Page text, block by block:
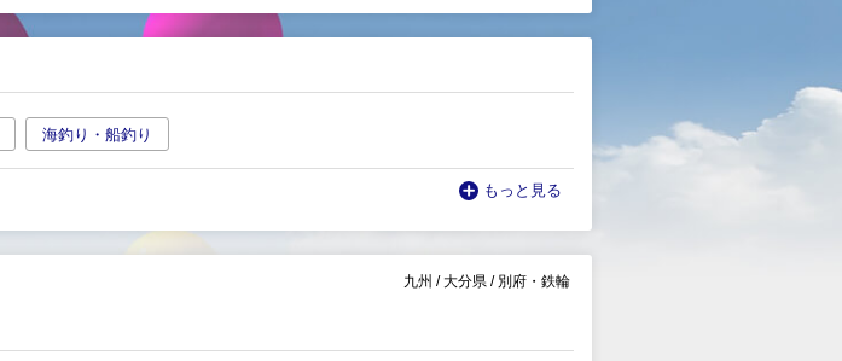
海釣り・船釣り
もっと見る
九州 / 大分県 / 別府・鉄輪